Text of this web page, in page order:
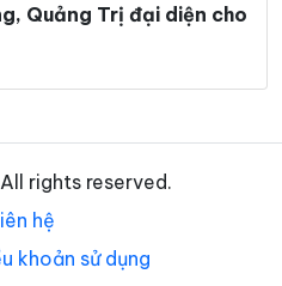
Xã Tuyên Phú
Quảng Trị đại diện cho
All rights reserved.
hệ
khoản sử dụng